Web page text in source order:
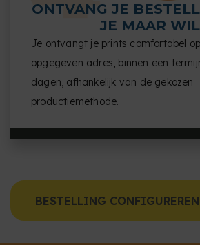
ONTVANG JE
JE MAAR
Je ontvangt je prints comfortabel
opgegeven adres, binnen een
dagen, afhankelijk van de gekozen
productiemethode.
BESTELLING CONFIGUREREN